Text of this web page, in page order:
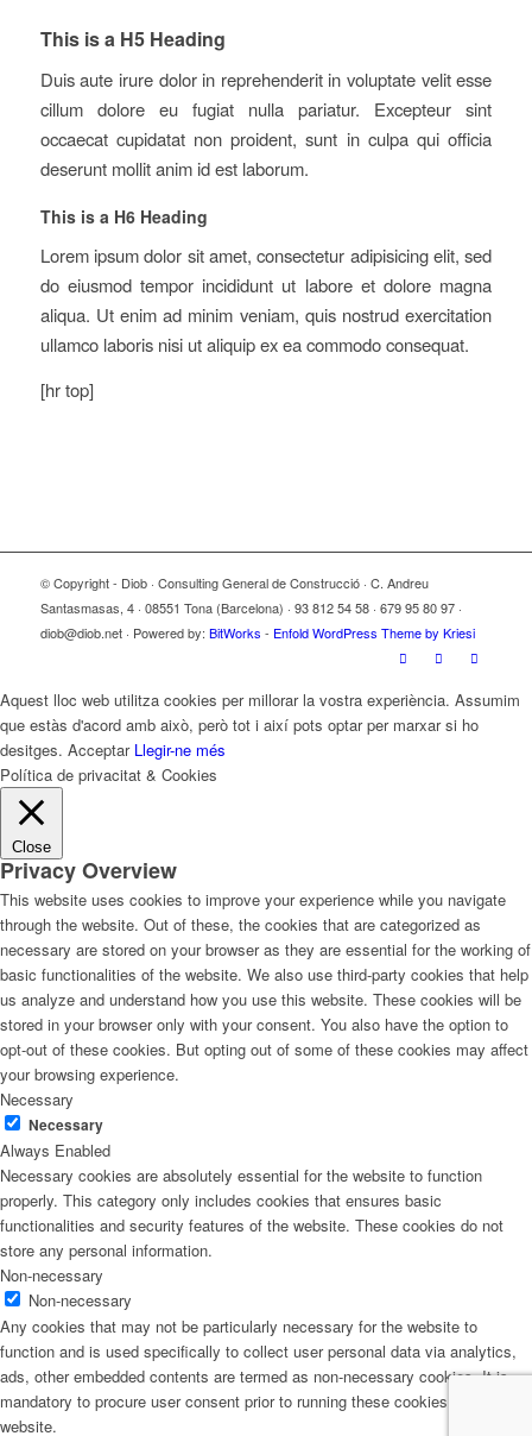
This is a H5 Heading
Duis aute irure dolor in reprehenderit in voluptate velit esse
cillum dolore eu fugiat nulla pariatur. Excepteur sint
occaecat cupidatat non proident, sunt in culpa qui officia
deserunt mollit anim id est laborum.
This is a H6 Heading
Lorem ipsum dolor sit amet, consectetur adipisicing elit, sed
do eiusmod tempor incididunt ut labore et dolore magna
aliqua. Ut enim ad minim veniam, quis nostrud exercitation
ullamco laboris nisi ut aliquip ex ea commodo consequat.
[hr top]
© Copyright - Diob · Consulting General de Construcció · C. Andreu
Santasmasas, 4 · 08551 Tona (Barcelona) · 93 812 54 58 · 679 95 80 97 ·
diob@diob.net · Powered by: BitWorks - Enfold WordPress Theme by Kriesi
Aquest lloc web utilitza cookies per millorar la vostra experiència. Assumim
que estàs d'acord amb això, però tot i així pots optar per marxar si ho
desitges. Acceptar Llegir-ne més
Política de privacitat & Cookies
Close
Privacy Overview
This website uses cookies to improve your experience while you navigate
through the website. Out of these, the cookies that are categorized as
necessary are stored on your browser as they are essential for the working of
basic functionalities of the website. We also use third-party cookies that help
us analyze and understand how you use this website. These cookies will be
stored in your browser only with your consent. You also have the option to
opt-out of these cookies. But opting out of some of these cookies may affect
your browsing experience.
Necessary
Necessary
Always Enabled
Necessary cookies are absolutely essential for the website to function
properly. This category only includes cookies that ensures basic
functionalities and security features of the website. These cookies do not
store any personal information.
Non-necessary
Non-necessary
Any cookies that may not be particularly necessary for the website to
function and is used specifically to collect user personal data via analytics,
ads, other embedded contents are termed as non-necessary cookies. It is
mandatory to procure user consent prior to running these cookies on your
website.